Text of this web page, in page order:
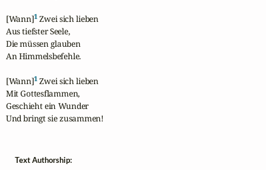
[Wann]1 Zwei sich lieben
Aus tiefster Seele,
Die müssen glauben
An Himmelsbefehle.
[Wann]1 Zwei sich lieben
Mit Gottesflammen,
Geschieht ein Wunder
Und bringt sie zusammen!
Text Authorship: